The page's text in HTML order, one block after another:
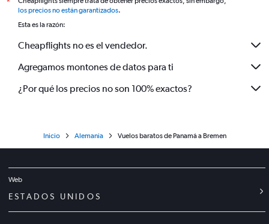
los precios no están garantizados.
Esta es la razón:
Cheapflights no es el vendedor.
Agregamos montones de datos para ti
¿Por qué los precios no son 100% exactos?
Inicio Alemania Vuelos baratos de Panamá a Bremen
Web
ESTADOS UNIDOS